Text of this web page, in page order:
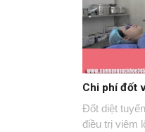
Chi phí đốt
Đốt diệt
điều trị viêm